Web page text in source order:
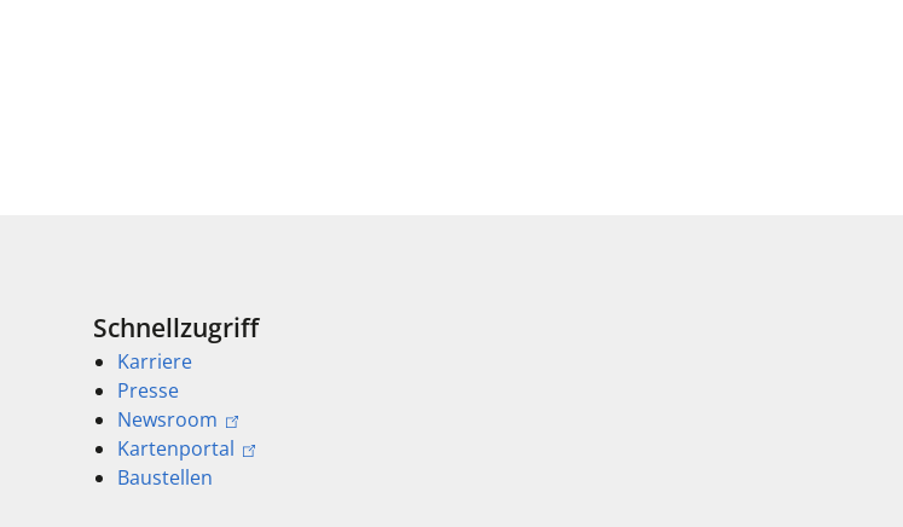
Schnellzugriff
Karriere
Presse
Newsroom
Kartenportal
Baustellen